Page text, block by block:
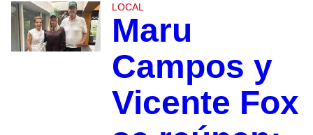
LOCAL
Maru
Campos y
Vicente Fox